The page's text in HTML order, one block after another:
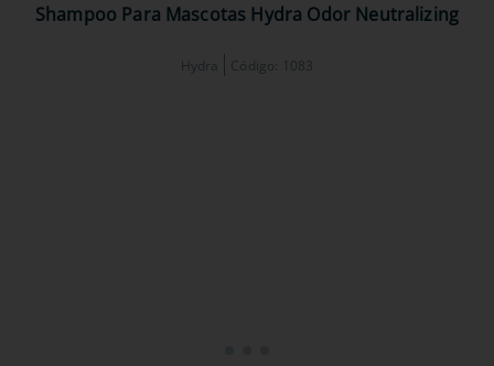
Shampoo Para Mascotas Hydra Odor Neutralizing
Hydra Código: 1083